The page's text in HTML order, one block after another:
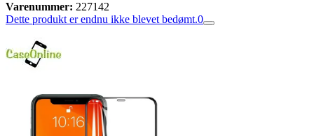
Varenummer: 227142
Dette produkt er endnu ikke blevet bedømt.0